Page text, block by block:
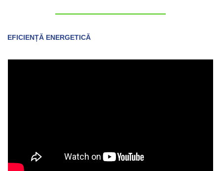
EFICIENȚĂ ENERGETICĂ